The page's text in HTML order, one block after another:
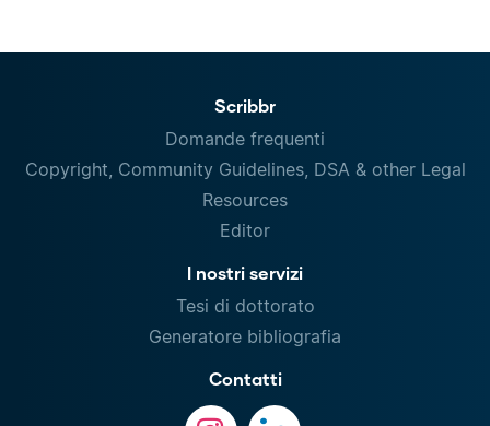
Scribbr
Domande frequenti
Copyright, Community Guidelines, DSA & other Legal
Resources
Editor
I nostri servizi
Tesi di dottorato
Generatore bibliografia
Contatti